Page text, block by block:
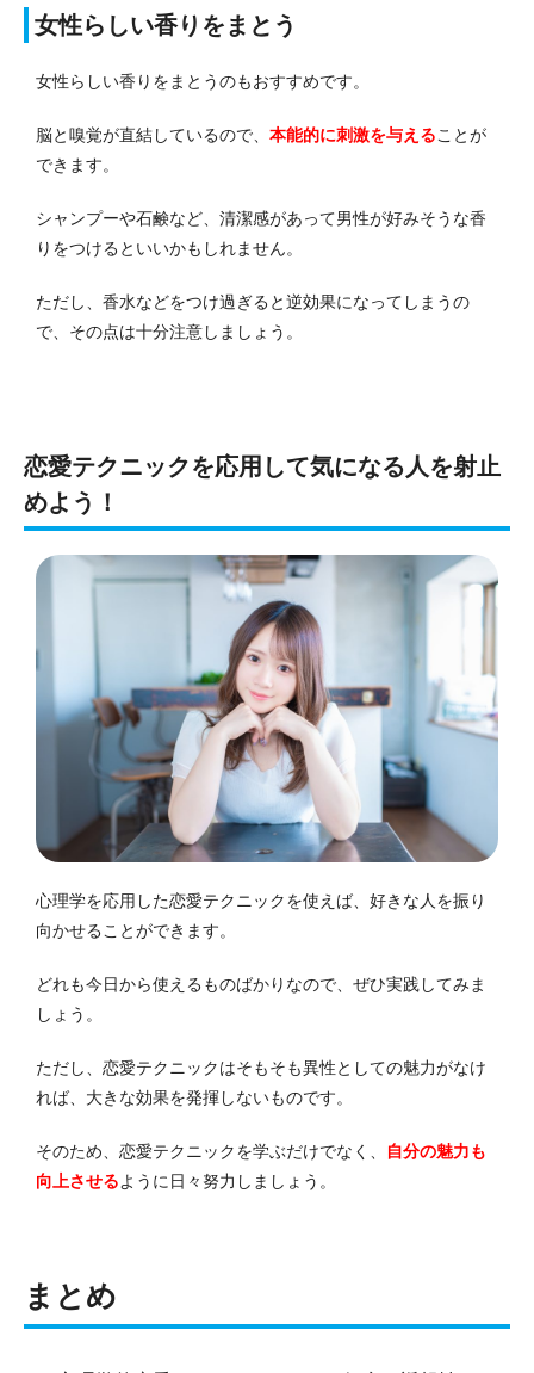
女性らしい香りをまとう
女性らしい香りをまとうのもおすすめです。
脳と嗅覚が直結しているので、 本能的に刺激を与えることが
できます。
シャンプーや石鹸など、清潔感があって男性が好みそうな香
りをつけるといいかもしれません。
ただし、香水などをつけ過ぎると逆効果になってしまうの
で、その点は十分注意しましょう。
恋愛テクニックを応用して気になる人を射止
めよう！
心理学を応用した恋愛テクニックを使えば、好きな人を振り
向かせることができます。
どれも今日から使えるものばかりなので、ぜひ実践してみま
しょう。
ただし、恋愛テクニックはそもそも異性としての魅力がなけ
れば、大きな効果を発揮しないものです。
そのため、恋愛テクニックを学ぶだけでなく、
自分の魅力も
向上させるように日々努力しましょう。
まとめ